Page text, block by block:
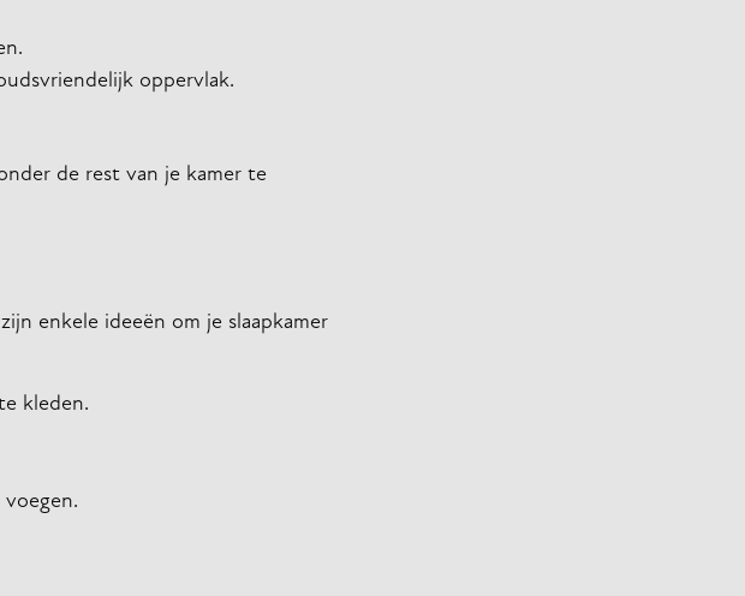
oppervlak.
de rest van je kamer te
enkele ideeën om je slaapkamer
kleden.